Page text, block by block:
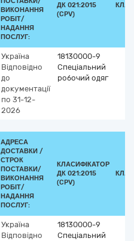
ВИКОНАННЯ
РОБІТ/
НАДАННЯ
ПОСЛУГ:
ДК 021:2015
(CPV)
Україна
Відповідно
до
документації
по 31-12-
2026
18130000-9
Спеціальний
робочий одяг
АДРЕСА
ДОСТАВКИ /
СТРОК
ПОСТАВКИ/
ВИКОНАННЯ
РОБІТ/
НАДАННЯ
ПОСЛУГ:
КЛАСИФІКАТОР
ДК 021:2015
(CPV)
Україна
Відповідно
18130000-9
Спеціальний